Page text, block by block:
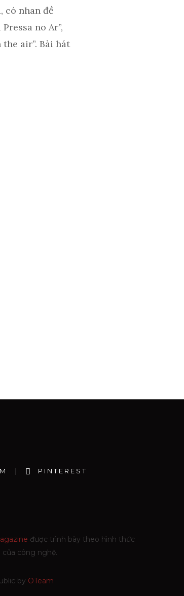
có nhan đề
no Ar”,
air”. Bài hát
PINTEREST
được trình bày theo hình thức
công nghệ.
by OTeam